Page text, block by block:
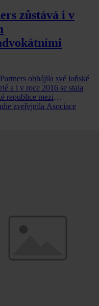
zůstává i v
obhájila své loňské
a i v roce 2016 se stala
republice mezi
zveřejnila Asociace